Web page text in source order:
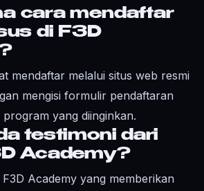
cara mendaftar
di F3D
mendaftar melalui situs web resmi
mengisi formulir pendaftaran
yang diinginkan.
testimoni dari
Academy?
Academy yang memberikan